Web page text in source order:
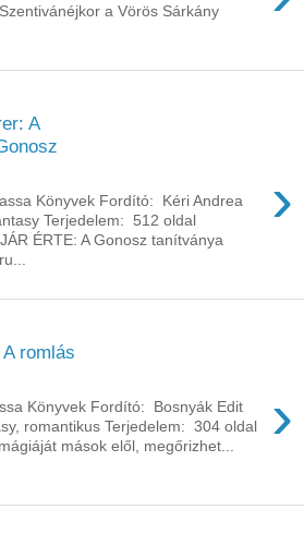
a Vörös Sárkány
A
›
Könyvek Fordító: Kéri Andrea
Terjedelem: 512 oldal
ÉRTE: A Gonosz tanítványa
romlás
›
Könyvek Fordító: Bosnyák Edit
romantikus Terjedelem: 304 oldal
mások elől, megőrizhet...